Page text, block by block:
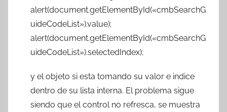
alert(document.getElementById(«cmbSearchG
uideCodeList»).value);
alert(document.getElementById(«cmbSearchG
uideCodeList»).selectedIndex);
y el objeto si esta tomando su valor e indice
dentro de su lista interna. El problema sigue
siendo que el control no refresca, se muestra